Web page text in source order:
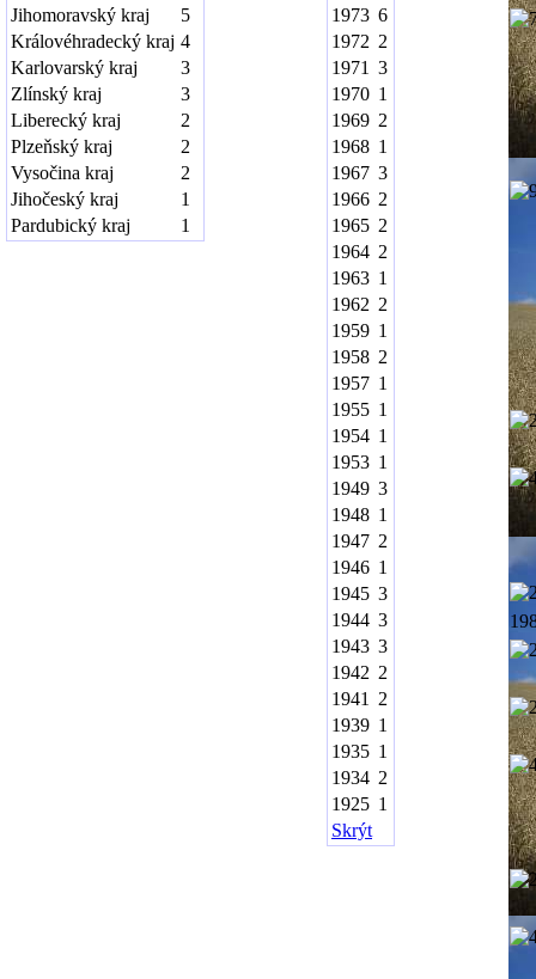
Jihomoravský kraj
5
Královéhradecký kraj 4
Karlovarský kraj
3
Zlínský kraj
3
Liberecký kraj
2
Plzeňský kraj
2
Vysočina kraj
2
Jihočeský kraj
1
Pardubický kraj
1
1973 6
1972 2
1971 3
1970 1
1969 2
1968 1
1967 3
1966 2
1965 2
1964 2
1963 1
1962 2
1959 1
1958 2
1957 1
1955 1
1954 1
1953 1
1949 3
1948 1
1947 2
1946 1
1945 3
1944 3
1943 3
1942 2
1941
2
1939 1
1935 1
1934 2
1925 1
Skrýt